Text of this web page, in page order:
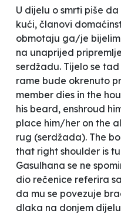
U dijelu o smrti piše da
kući, članovi
obmotaju ga/je
na unaprijed
serdžadu. Tijelo se
rame bude okrenuto
member dies in the
his beard, enshroud
place him/her on the
rug (serdžada). The
that right shoulder is
Gasulhana se ne
dio rečenice referira
da mu se povezuje
dlaka na donjem